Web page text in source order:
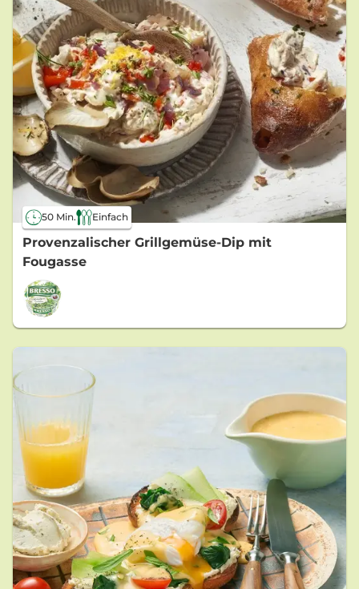
50 Min. Einfach
Provenzalischer Grillgemüse-Dip mit
Fougasse